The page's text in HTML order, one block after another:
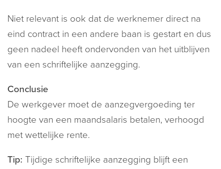
Niet relevant is ook dat de werknemer direct na
eind contract in een andere baan is gestart en dus
geen nadeel heeft ondervonden van het uitblijven
van een schriftelijke aanzegging.
Conclusie
De werkgever moet de aanzegvergoeding ter
hoogte van een maandsalaris betalen, verhoogd
met wettelijke rente.
Tip: Tijdige schriftelijke aanzegging blijft een